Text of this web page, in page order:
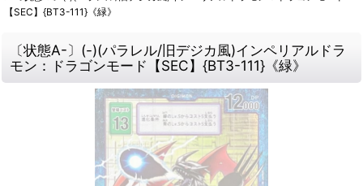
【SEC】{BT3-111}《緑》
〔状態A-〕(-)(パラレル/旧デジカ風)インペリアルドラ
モン：ドラゴンモード【SEC】{BT3-111}《緑》